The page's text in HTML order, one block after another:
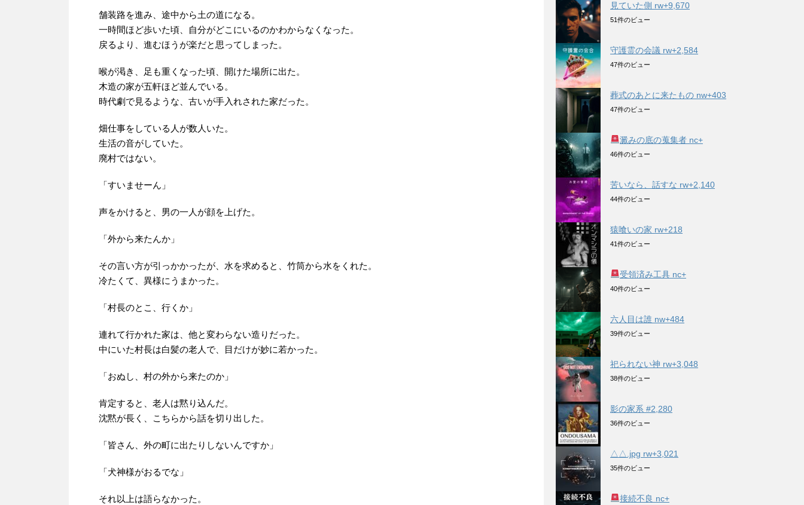
舗装路を進み、途中から土の道になる。
一時間ほど歩いた頃、自分がどこにいるのかわからなくなった。
戻るより、進むほうが楽だと思ってしまった。
喉が渇き、足も重くなった頃、開けた場所に出た。
木造の家が五軒ほど並んでいる。
時代劇で見るような、古いが手入れされた家だった。
畑仕事をしている人が数人いた。
生活の音がしていた。
廃村ではない。
「すいませーん」
声をかけると、男の一人が顔を上げた。
「外から来たんか」
その言い方が引っかかったが、水を求めると、竹筒から水をくれた。
冷たくて、異様にうまかった。
「村長のとこ、行くか」
連れて行かれた家は、他と変わらない造りだった。
中にいた村長は白髪の老人で、目だけが妙に若かった。
「おぬし、村の外から来たのか」
肯定すると、老人は黙り込んだ。
沈黙が長く、こちらから話を切り出した。
「皆さん、外の町に出たりしないんですか」
「犬神様がおるでな」
それ以上は語らなかった。
見ていた側 rw+9,670
51件のビュー
守護霊の会議 rw+2,584
47件のビュー
葬式のあとに来たもの nw+403
47件のビュー
澱みの底の蒐集者 nc+
46件のビュー
苦いなら、話すな rw+2,140
44件のビュー
猿喰いの家 rw+218
41件のビュー
受領済み工具 nc+
40件のビュー
六人目は誰 nw+484
39件のビュー
祀られない神 rw+3,048
38件のビュー
影の家系 #2,280
36件のビュー
△△.jpg rw+3,021
35件のビュー
接続不良 nc+